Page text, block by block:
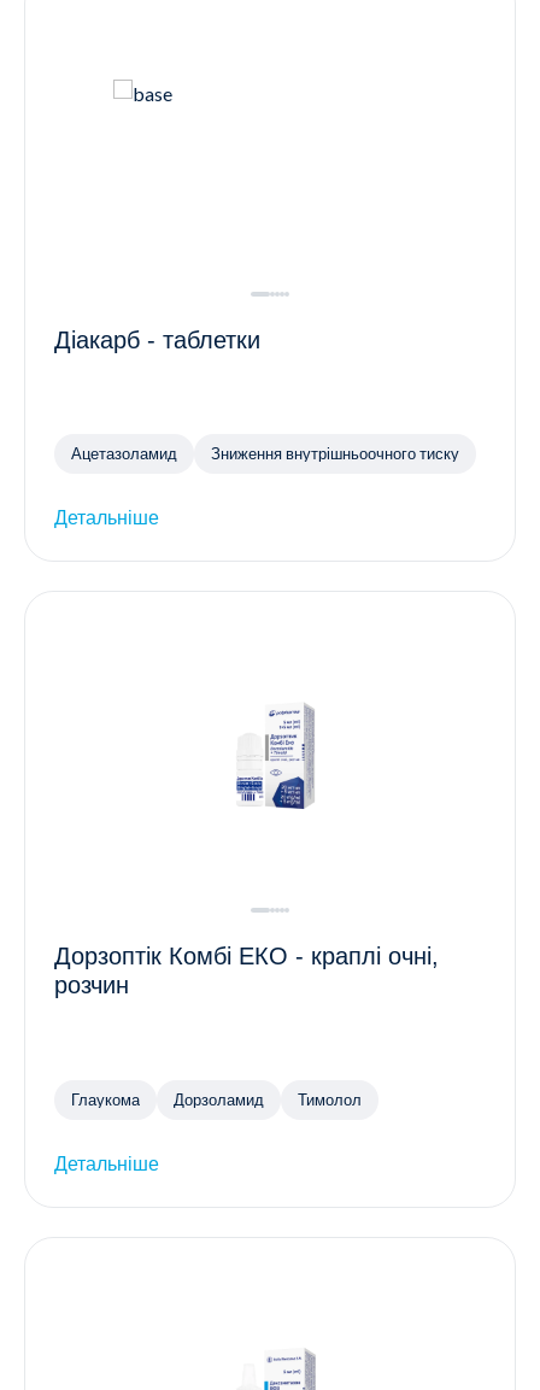
Діакарб - таблетки
Ацетазоламид Зниження внутрішньоочного тиску
Детальніше
Дорзоптік Комбі ЕКО - краплі очні,
розчин
Глаукома Дорзоламид Тимолол
Детальніше